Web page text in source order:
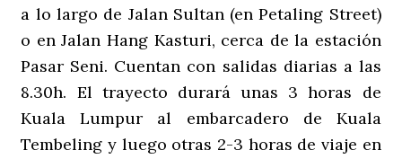
a lo largo de Jalan Sultan (en Petaling Street)
o en Jalan Hang Kasturi, cerca de la estación
Pasar Seni. Cuentan con salidas diarias a las
8.30h. El trayecto durará unas 3 horas de
Kuala Lumpur al embarcadero de Kuala
Tembeling y luego otras 2-3 horas de viaje en